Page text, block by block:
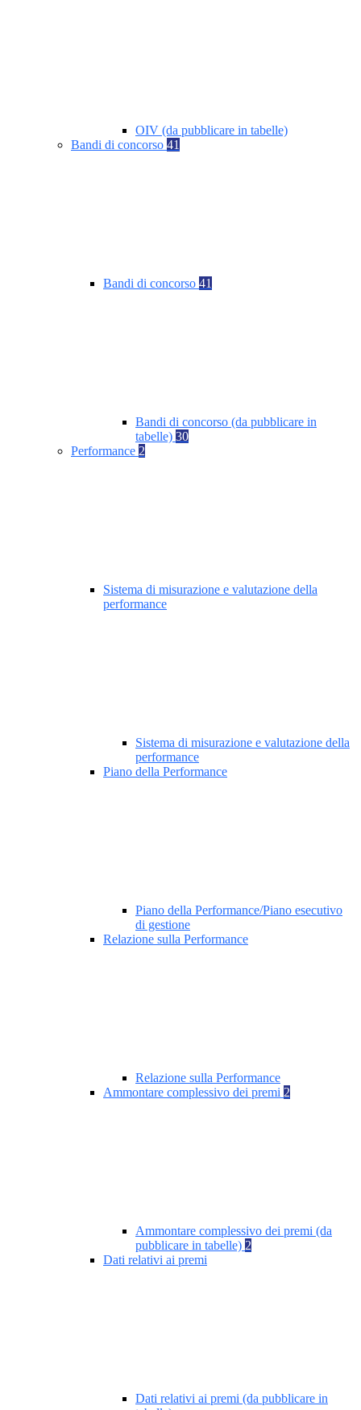
OIV (da pubblicare in tabelle)
Bandi di concorso 41
Bandi di concorso 41
Bandi di concorso (da pubblicare in
tabelle) 30
Performance 2
Sistema di misurazione e valutazione della
performance
Sistema di misurazione e valutazione della
performance
Piano della Performance
Piano della Performance/Piano esecutivo
di gestione
Relazione sulla Performance
Relazione sulla Performance
Ammontare complessivo dei premi 2
Ammontare complessivo dei premi (da
pubblicare in tabelle) 2
Dati relativi ai premi
Dati relativi ai premi (da pubblicare in